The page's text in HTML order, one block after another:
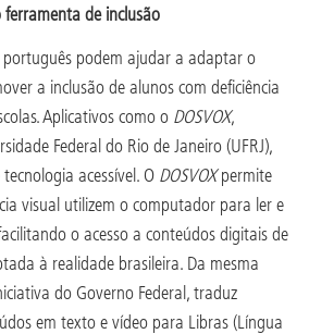
de inclusão
podem ajudar a adaptar o
a inclusão de alunos com deficiência
Aplicativos como o DOSVOX,
Federal do Rio de Janeiro (UFRJ),
acessível. O DOSVOXpermite
visual utilizem o computador para ler e
o acesso a conteúdos digitais de
à realidade brasileira. Da mesma
do Governo Federal, traduz
em texto e vídeo para Libras (Língua